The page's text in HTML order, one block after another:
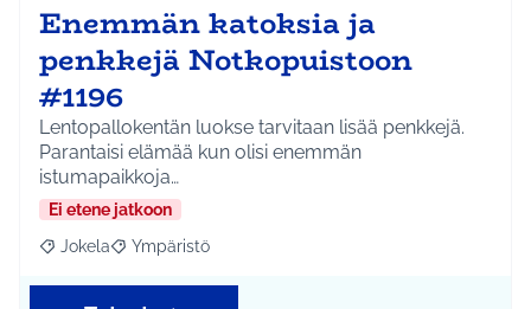
Enemmän katoksia ja
penkkejä Notkopuistoon
#1196
Lentopallokentän luokse tarvitaan lisää penkkejä.
Parantaisi elämää kun olisi enemmän
istumapaikkoja…
Ei etene jatkoon
Rajaa tulokset aihepiirin mukaan: Jokela
Jokela Rajaa tulokset teeman mukaan: Ympäristö
Ympäristö